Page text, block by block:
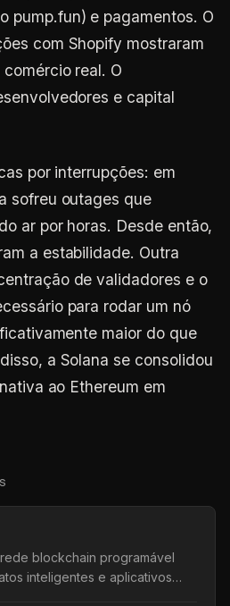
pump.fun) e pagamentos. O
com Shopify mostraram
real. O
e capital
por interrupções: em
sofreu outages que
ar por horas. Desde então,
a estabilidade. Outra
de validadores e o
para rodar um nó
maior do que
a Solana se consolidou
ao Ethereum em
blockchain programável
inteligentes e aplicativos